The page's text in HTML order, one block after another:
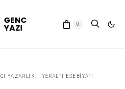
GENC
YAZI 0
YAZARLIK YERALTI EDEBIYATI